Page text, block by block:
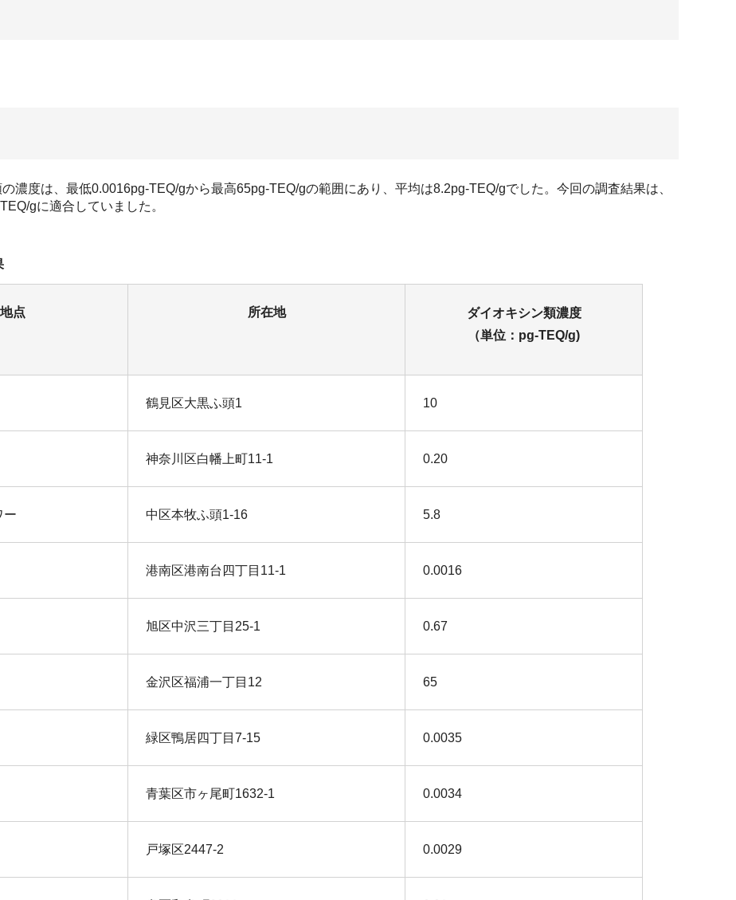
濃度は、最低0.0016pg-TEQ/gから最高65pg-TEQ/gの範囲にあり、平均は8.2pg-TEQ/gでした。今回の調査結果は、
gに適合していました。
点 所在地
ダイオキシン類濃度
（単位：pg-TEQ/g)
鶴見区大黒ふ頭1 10
神奈川区白幡上町11-1 0.20
ー 中区本牧ふ頭1-16 5.8
港南区港南台四丁目11-1 0.0016
旭区中沢三丁目25-1 0.67
金沢区福浦一丁目12 65
緑区鴨居四丁目7-15 0.0035
青葉区市ヶ尾町1632-1 0.0034
戸塚区2447-2 0.0029